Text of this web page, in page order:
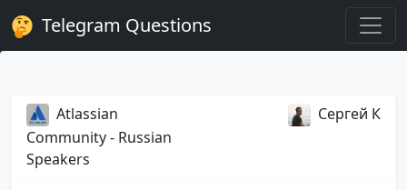
Telegram Questions
Atlassian
Community - Russian
Speakers
Сергей К